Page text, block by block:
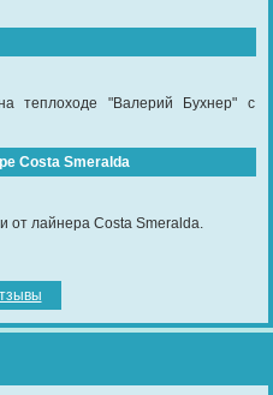
теплоходе "Валерий Бухнер" с
Сosta Smeralda
от лайнера Costa Smeralda.